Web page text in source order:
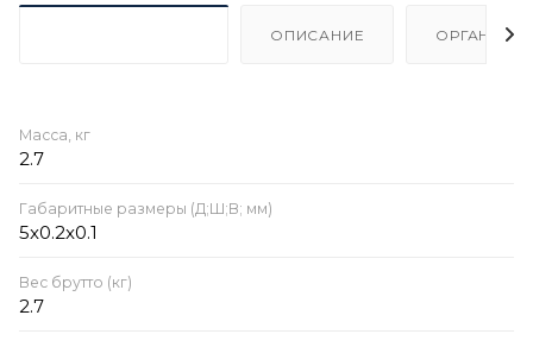
ОПИСАНИЕ
Масса, кг
2.7
Габаритные размеры (Д;Ш;В; мм)
5x0.2x0.1
Вес брутто (кг)
2.7